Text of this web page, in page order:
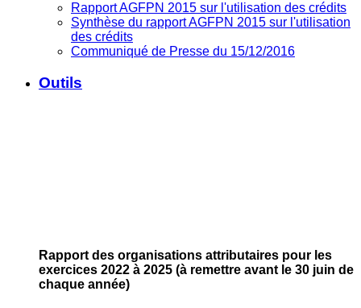
Rapport AGFPN 2015 sur l'utilisation des crédits
Synthèse du rapport AGFPN 2015 sur l'utilisation
des crédits
Communiqué de Presse du 15/12/2016
Outils
Rapport des organisations attributaires pour les
exercices 2022 à 2025 (à remettre avant le 30 juin de
chaque année)